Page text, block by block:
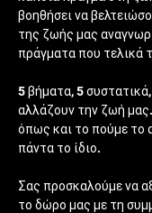
βοηθήσει να
της ζωής μας
πράγματα που τελικά
5 βήματα, 5
αλλάζουν την ζωή μας.
όπως και το πούμε το
πάντα το ίδιο.
Σας προσκαλούμε να
το δώρο μας με τη